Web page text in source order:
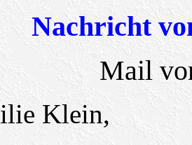
Nachricht
Mail
Klein,